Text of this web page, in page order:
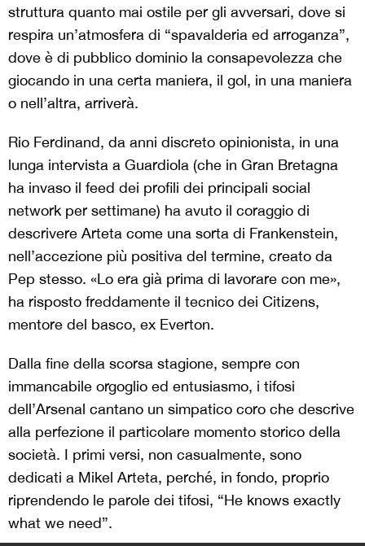
struttura quanto mai ostile per gli avversari, dove si
respira un’atmosfera di “spavalderia ed arroganza”,
dove è di pubblico dominio la consapevolezza che
giocando in una certa maniera, il gol, in una maniera
o nell’altra, arriverà.
Rio Ferdinand, da anni discreto opinionista, in una
lunga intervista a Guardiola (che in Gran Bretagna
ha invaso il feed dei profili dei principali social
network per settimane) ha avuto il coraggio di
descrivere Arteta come una sorta di Frankenstein,
nell’accezione più positiva del termine, creato da
Pep stesso. «Lo era già prima di lavorare con me»,
ha risposto freddamente il tecnico dei Citizens,
mentore del basco, ex Everton.
Dalla fine della scorsa stagione, sempre con
immancabile orgoglio ed entusiasmo, i tifosi
dell’Arsenal cantano un simpatico coro che descrive
alla perfezione il particolare momento storico della
società. I primi versi, non casualmente, sono
dedicati a Mikel Arteta, perché, in fondo, proprio
riprendendo le parole dei tifosi, “He knows exactly
what we need”.